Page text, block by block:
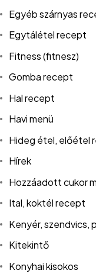
Egyéb szárnyas
Egytálétel recept
Fitness (fitnesz)
Gomba recept
Hal recept
Havi menü
Hideg étel, előétel
Hírek
Hozzáadott cukor
Ital, koktél recept
Kenyér, szendvics,
Kitekintő
Konyhai kisokos